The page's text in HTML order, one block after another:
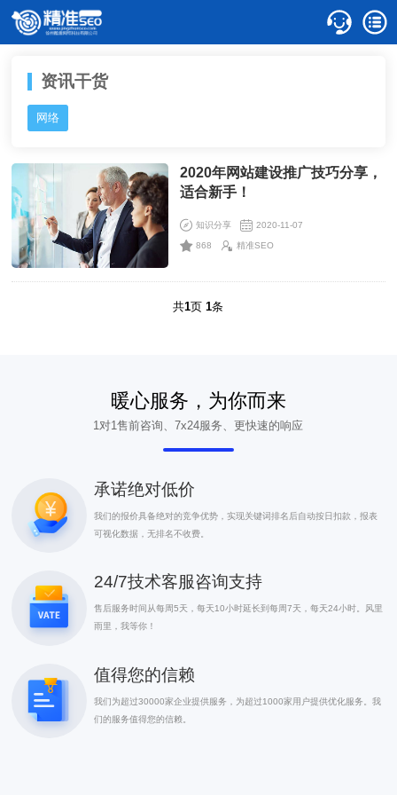
资讯干货
网络
2020年网站建设推广技巧分享，
适合新手！
知识分享 2020-11-07
868 精准SEO
共1页1条
暖心服务，为你而来
1对1售前咨询、7x24服务、更快速的响应
承诺绝对低价
我们的报价具备绝对的竞争优势，实现关键词排名后自动按日扣款，报表
可视化数据，无排名不收费。
24/7技术客服咨询支持
售后服务时间从每周5天，每天10小时延长到每周7天，每天24小时。风里
雨里，我等你！
值得您的信赖
我们为超过30000家企业提供服务，为超过1000家用户提供优化服务。我
们的服务值得您的信赖。